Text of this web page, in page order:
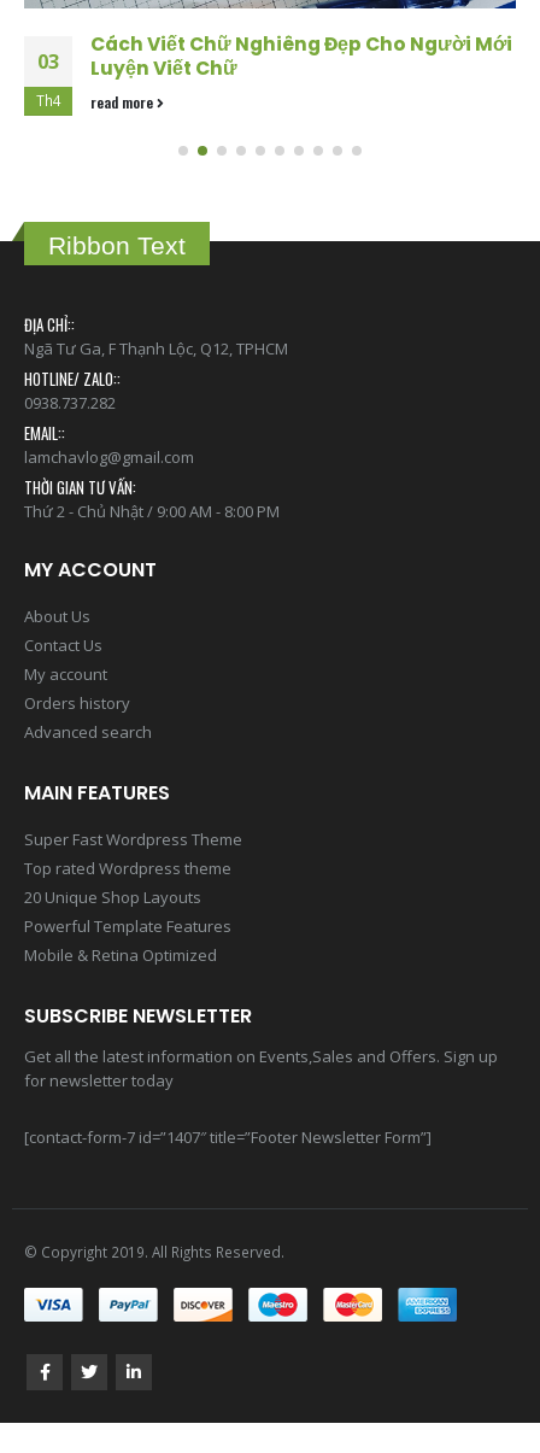
03
Th4
Cách Viết Chữ Nghiêng Đẹp Cho Người Mới
Luyện Viết Chữ
read more
Ribbon Text
ĐỊA CHỈ::
Ngã Tư Ga, F Thạnh Lộc, Q12, TPHCM
HOTLINE/ ZALO::
0938.737.282
EMAIL::
lamchavlog@gmail.com
THỜI GIAN TƯ VẤN:
Thứ 2 - Chủ Nhật / 9:00 AM - 8:00 PM
MY ACCOUNT
About Us
Contact Us
My account
Orders history
Advanced search
MAIN FEATURES
Super Fast Wordpress Theme
Top rated Wordpress theme
20 Unique Shop Layouts
Powerful Template Features
Mobile & Retina Optimized
SUBSCRIBE NEWSLETTER
Get all the latest information on Events,Sales and Offers. Sign up
for newsletter today
[contact-form-7 id=”1407″ title=”Footer Newsletter Form”]
© Copyright 2019. All Rights Reserved.